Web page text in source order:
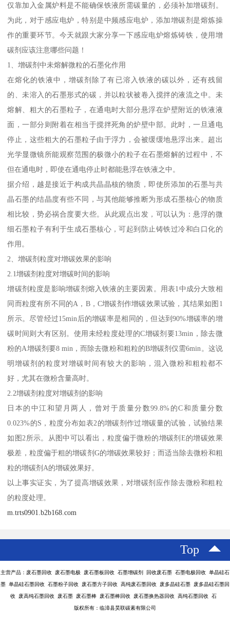
仅靠加入金属炉料是不能确保铁液所需碳量的，必须补加增碳剂。
为此，对于感应电炉，特别是中频感应电炉，添加增碳剂是熔炼操
作的重要环节。今天就跟大家分享一下感应电炉熔炼铸铁，使用增
碳剂应该注意哪些问题！
1、增碳剂中未熔解微粒的石墨化作用
在熔化的铁液中，增碳剂除了有已溶入铁液的碳以外，还有残留
的、未溶入的石墨形式的碳，并以粒状被卷入搅拌的液流之中。未
熔解、粗大的石墨粒子，在通电时大部分悬浮在炉壁附近的铁液液
面，一部分则附着在相当于搅拌死角的炉壁中部。此时，一旦通电
停止，这些粗大的石墨粒子由于浮力，会被缓缓地悬浮出来。超出
光学显微镜所能观察范围的极微小的粒子在石墨熔解的过程中，不
但在通电时，即使在通电停止时都能悬浮在铁液之中。
据介绍，越是接近于构成共晶晶核的物质，即使所添加的石墨与共
晶石墨的结晶度有些不同，与其他能够推断为形成石墨核心的物质
相比较，势必祸合度要大些。从此观点出发，可以认为：悬浮的微
细石墨粒子有利于生成石墨核心，可起到防止铸铁过冷和白口化的
作用。
2、增碳剂粒度对增碳效果的影响
2.1增碳剂粒度对增碳时间的影响
增碳剂粒度是影响增碳剂熔入铁液的主要因素。用表1中成分大致相
同而粒度有所不同的A，B，C增碳剂作增碳效果试验，其结果如图1
所示。尽管经过15min后的增碳率是相同的，但达到90%增碳率的增
碳时间则大有区别。使用未经粒度处理的C增碳剂要13min，除去微
粉的A增碳剂要8 min，而除去微粉和粗粒的B增碳剂仅需6min。这说
明增碳剂的粒度对增碳时间有较大的影响，混入微粉和粗粒都不
好，尤其在微粉含量高时。
2.2增碳剂粒度对增碳剂的影响
日本的中江和望月两人，曾对于质量分数99.8%的C和质量分数
0.023%的S，粒度分布如表2的增碳剂作过增碳量的试验，试验结果
如图2所示。从图中可以看出，粒度偏于微粉的增碳剂E的增碳效果
极差，粒度偏于粗的增碳剂G的增碳效果较好；而适当除去微粉和粗
粒的增碳剂A的增碳效果好。
以上事实证实，为了提高增碳效果，对增碳剂应作除去微粉和粗粒
的粒度处理。
m.trts0901.b2b168.com
Top
主营产品：废石墨回收 废石墨电极 废石墨板回收 石墨增碳剂 回收废石墨 石墨电极回收 单晶硅石
墨 单晶硅石墨回收 石墨粉子回收 废石墨方子回收 高纯废石墨回收 废多晶硅石墨 废多晶硅石墨回
收 废高纯石墨回收 废石墨 废石墨棒 废石墨棒回收 废石墨换热器回收 高纯石墨回收 石
版权所有：临漳县昊联碳素有限公司